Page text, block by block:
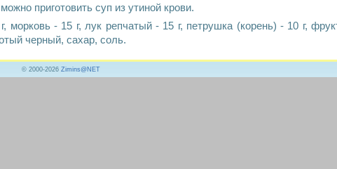
приготовить суп из утиной крови.
морковь - 15 г, лук репчатый - 15 г, петрушка (корень) - 10 г,
черный, сахар, соль.
© 2000-2026 Zimins@NET